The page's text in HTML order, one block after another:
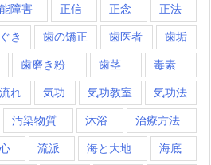
障害 正信 正念 正法
き 歯の矯正 歯医者 歯垢
歯磨き粉 歯茎 毒素
れ 気功 気功教室 気功法
汚染物質 沐浴 治療方法
流派 海と大地 海底